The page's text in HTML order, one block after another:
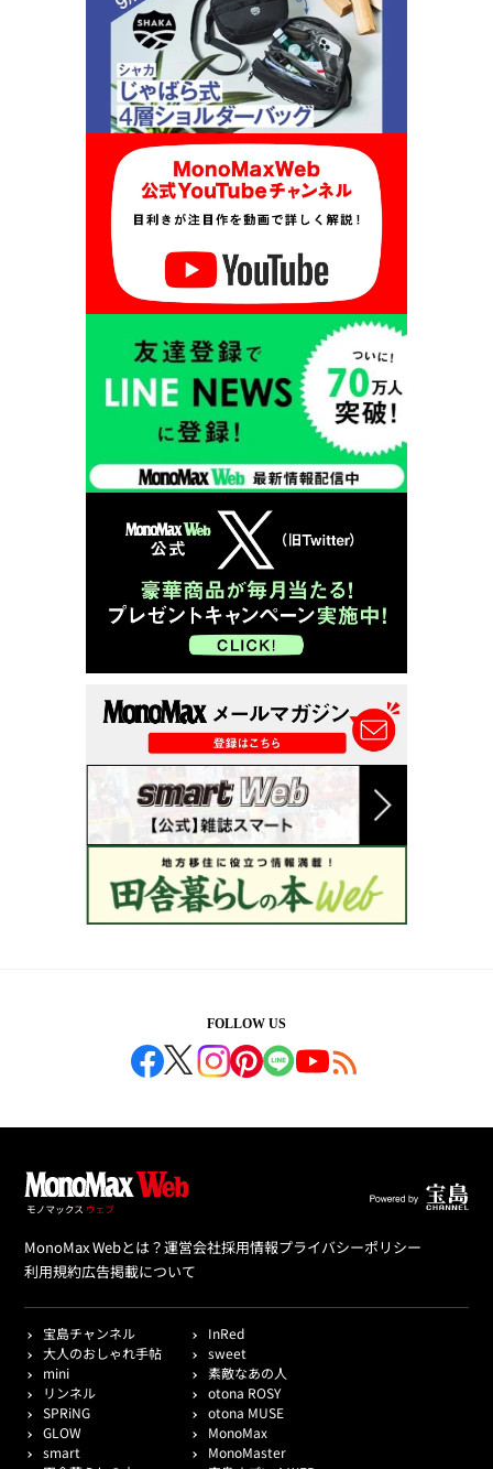
FOLLOW US
MonoMax Webとは？運営会社採用情報プライバシーポリシー
利用規約広告掲載について
宝島チャンネル
InRed
大人のおしゃれ手帖
sweet
mini
素敵なあの人
リンネル
otona ROSY
SPRiNG
otona MUSE
GLOW
MonoMax
smart
MonoMaster